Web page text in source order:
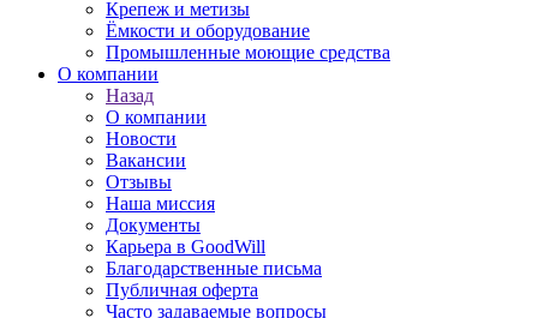
Крепеж и метизы
Ёмкости и оборудование
Промышленные моющие средства
О компании
Назад
О компании
Новости
Вакансии
Отзывы
Наша миссия
Документы
Карьера в GoodWill
Благодарственные письма
Публичная оферта
Часто задаваемые вопросы